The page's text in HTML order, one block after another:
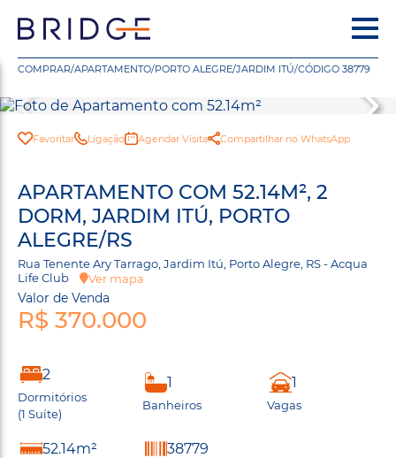
COMPRAR/APARTAMENTO/PORTO ALEGRE/JARDIM ITÚ/CÓDIGO 38779
Favoritar Ligação Agendar Visita Compartilhar no WhatsApp
APARTAMENTO COM 52.14M², 2
DORM, JARDIM ITÚ, PORTO
ALEGRE/RS
Rua Tenente Ary Tarrago, Jardim Itú, Porto Alegre, RS - Acqua
Life Club
Ver mapa
Valor de Venda
R$ 370.000
2
Dormitórios
(1 Suíte)
1
Banheiros
1
Vagas
52.14m² 38779